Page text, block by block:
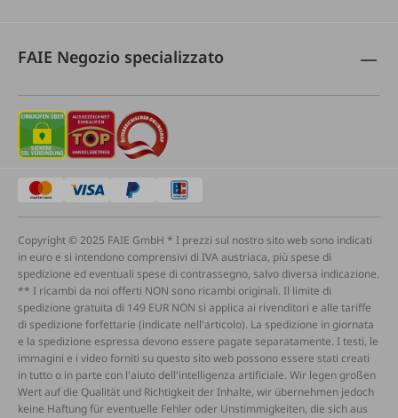
FAIE Negozio specializzato
Copyright © 2025 FAIE GmbH * I prezzi sul nostro sito web sono indicati
in euro e si intendono comprensivi di IVA austriaca, più spese di
spedizione ed eventuali spese di contrassegno, salvo diversa indicazione.
** I ricambi da noi offerti NON sono ricambi originali. Il limite di
spedizione gratuita di 149 EUR NON si applica ai rivenditori e alle tariffe
di spedizione forfettarie (indicate nell'articolo). La spedizione in giornata
e la spedizione espressa devono essere pagate separatamente. I testi, le
immagini e i video forniti su questo sito web possono essere stati creati
in tutto o in parte con l'aiuto dell'intelligenza artificiale. Wir legen großen
Wert auf die Qualität und Richtigkeit der Inhalte, wir übernehmen jedoch
keine Haftung für eventuelle Fehler oder Unstimmigkeiten, die sich aus